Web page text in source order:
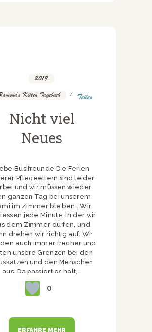
2019
Kitten Tagebuch Teilen
Nicht viel
Neues
Büsifreunde Die Ferien
Pflegeeltern sind leider
und wir müssen wieder
ganzen Tag bei unserem
im Zimmer bleiben . Wir
jede Minute, in der wir
dem Zimmer dürfen, und
drehen wir richtig auf. Wir
auch immer frecher und
unsere Grenzen bei den
und den Menschen
aus. Da passiert es halt,…
0
ERFAHRE MEHR